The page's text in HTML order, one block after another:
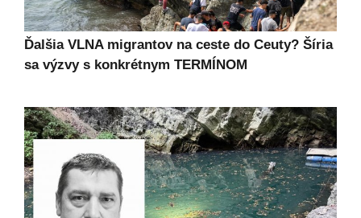
Ďalšia VLNA migrantov na ceste do Ceuty? Šíria
sa výzvy s konkrétnym TERMÍNOM